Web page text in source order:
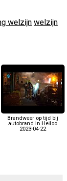
welzijn welzijn
Brandweer op tijd bij
autobrand in Heiloo
2023-04-22